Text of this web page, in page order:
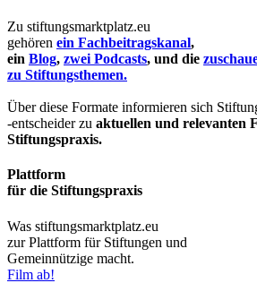
Zu stiftungsmarktplatz.eu
gehören ein Fachbeitragskanal,
ein Blog, zwei Podcasts, und die
zu Stiftungsthemen.
Über diese Formate informieren sich
-entscheider zu aktuellen und relevanten
Stiftungspraxis.
Plattform
für die Stiftungspraxis
Was stiftungsmarktplatz.eu
zur Plattform für Stiftungen und
Gemeinnützige macht.
Film ab!